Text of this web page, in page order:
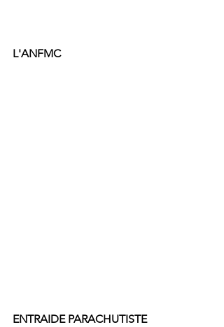
L'ANFMC
ENTRAIDE PARACHUTISTE